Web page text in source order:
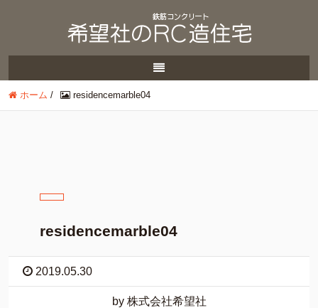
ホーム / residencemarble04
residencemarble04
2019.05.30
by 株式会社希望社